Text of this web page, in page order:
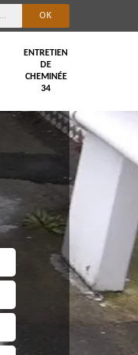
ENTRETIEN
DE
CHEMINÉE
34